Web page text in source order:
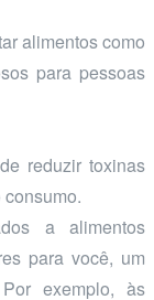
alimentos como
para pessoas
reduzir toxinas
a alimentos
para você, um
exemplo, às